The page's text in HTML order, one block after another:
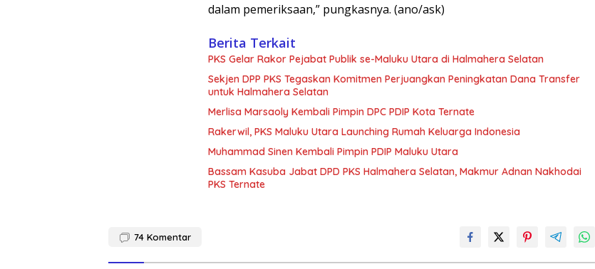
dalam pemeriksaan,” pungkasnya. (ano/ask)
Berita Terkait
PKS Gelar Rakor Pejabat Publik se-Maluku Utara di Halmahera Selatan
Sekjen DPP PKS Tegaskan Komitmen Perjuangkan Peningkatan Dana Transfer
untuk Halmahera Selatan
Merlisa Marsaoly Kembali Pimpin DPC PDIP Kota Ternate
Rakerwil, PKS Maluku Utara Launching Rumah Keluarga Indonesia
Muhammad Sinen Kembali Pimpin PDIP Maluku Utara
Bassam Kasuba Jabat DPD PKS Halmahera Selatan, Makmur Adnan Nakhodai
PKS Ternate
74 Komentar